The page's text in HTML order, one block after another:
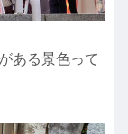
ある景色って